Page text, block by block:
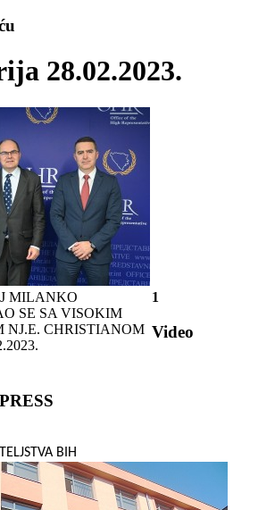
28.02.2023.
MILANKO
SE SA VISOKIM
NJ.E. CHRISTIANOM
1
Video
BIH